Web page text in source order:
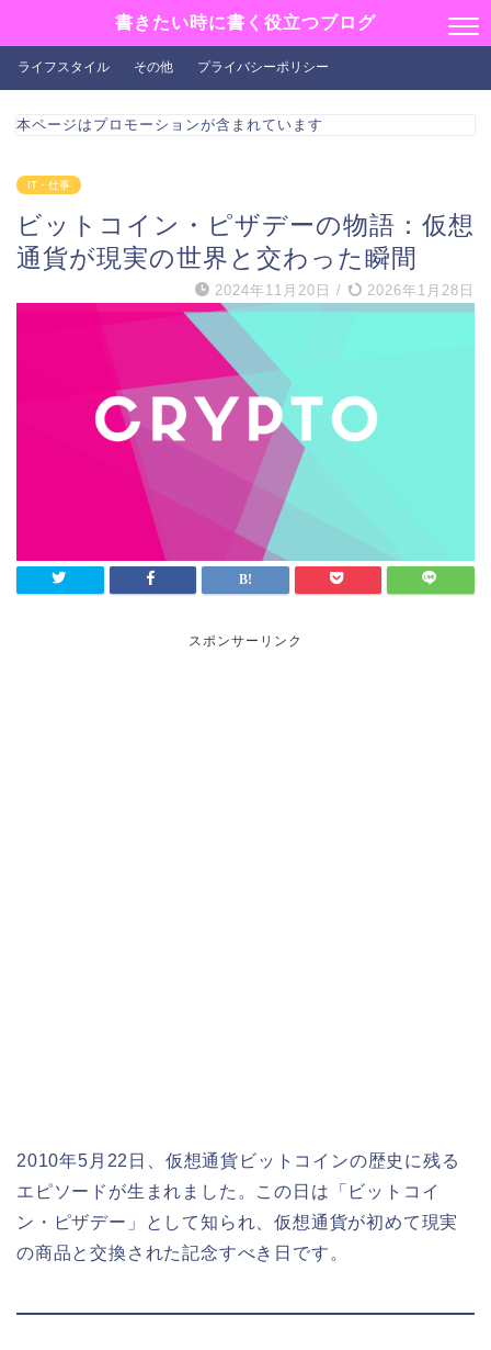
書きたい時に書く役立つブログ
ライフスタイル その他 プライバシーポリシー
本ページはプロモーションが含まれています
IT・仕事
ビットコイン・ピザデーの物語：仮想
通貨が現実の世界と交わった瞬間
2024年11月20日 / 2026年1月28日
スポンサーリンク
2010年5月22日、仮想通貨ビットコインの歴史に残る
エピソードが生まれました。この日は「ビットコイ
ン・ピザデー」として知られ、仮想通貨が初めて現実
の商品と交換された記念すべき日です。